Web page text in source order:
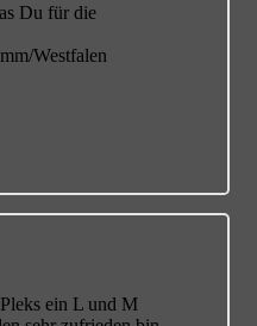
Du für die
Westfalen
ein L und M